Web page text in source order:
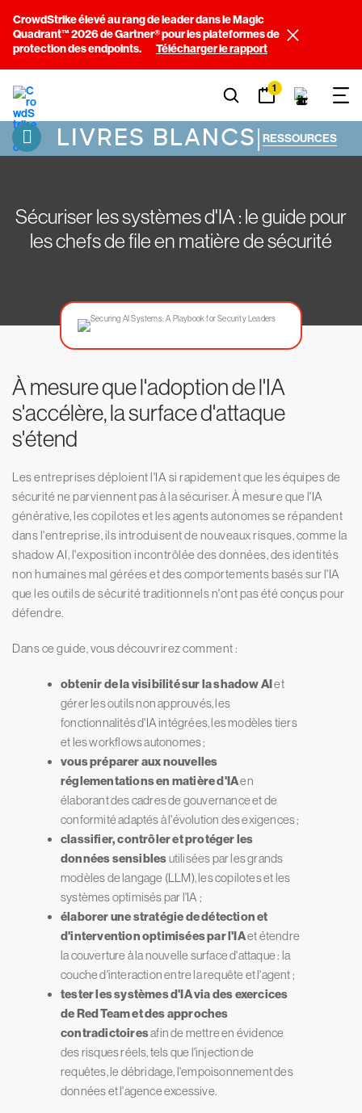
CrowdStrike élevé au rang de leader dans le Magic
Quadrant™ 2026 de Gartner® pour les plateformes de
protection des endpoints.
Télécharger le rapport
1
LIVRES BLANCS| RESSOURCES
Sécuriser les systèmes d'IA : le guide pour
les chefs de file en matière de sécurité
À mesure que l'adoption de l'IA
s'accélère, la surface d'attaque
s'étend
Les entreprises déploient l'IA si rapidement que les équipes de
sécurité ne parviennent pas à la sécuriser. À mesure que l'IA
générative, les copilotes et les agents autonomes se répandent
dans l'entreprise, ils introduisent de nouveaux risques, comme la
shadow AI, l'exposition incontrôlée des données, des identités
non humaines mal gérées et des comportements basés sur l'IA
que les outils de sécurité traditionnels n'ont pas été conçus pour
défendre.
Dans ce guide, vous découvrirez comment :
obtenir de la visibilité sur la shadow AIet
gérer les outils non approuvés, les
fonctionnalités d'IA intégrées, les modèles tiers
et les workflows autonomes ;
vous préparer aux nouvelles
réglementations en matière d'IAen
élaborant des cadres de gouvernance et de
conformité adaptés à l'évolution des exigences ;
classifier, contrôler et protéger les
données sensiblesutilisées par les grands
modèles de langage (LLM), les copilotes et les
systèmes optimisés par l'IA ;
élaborer une stratégie de détection et
d'intervention optimisées par l'IAet étendre
la couverture à la nouvelle surface d'attaque : la
couche d'interaction entre la requête et l'agent ;
tester les systèmes d'IA via des exercices
de Red Team et des approches
contradictoiresafin de mettre en évidence
des risques réels, tels que l'injection de
requêtes, le débridage, l'empoisonnement des
données et l'agence excessive.